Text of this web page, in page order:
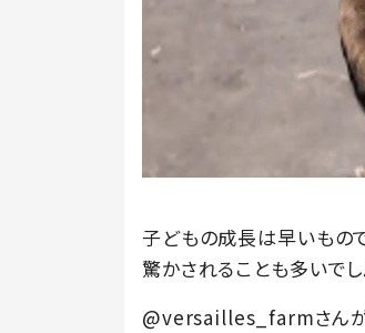
子どもの成長は早いもの
驚かされることも多いでし
@versailles_farmさんが